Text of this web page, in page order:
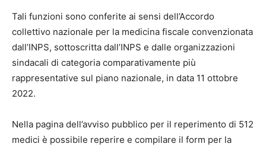
Tali funzioni sono conferite ai sensi dell’Accordo
collettivo nazionale per la medicina fiscale convenzionata
dall’INPS, sottoscritta dall’INPS e dalle organizzazioni
sindacali di categoria comparativamente più
rappresentative sul piano nazionale, in data 11 ottobre
2022.
Nella pagina dell’avviso pubblico per il reperimento di 512
medici è possibile reperire e compilare il form per la